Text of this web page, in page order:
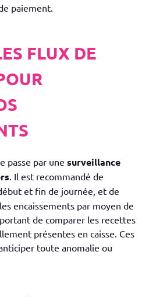
paiement.
FLUX DE
passe par une surveillance
. Il est recommandé de
et fin de journée, et de
encaissements par moyen de
de comparer les recettes
présentes en caisse. Ces
toute anomalie ou